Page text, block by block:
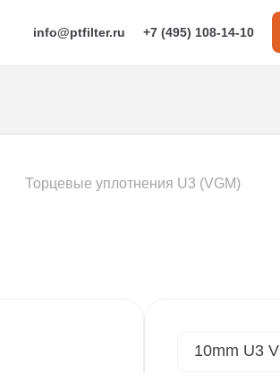
info@ptfilter.ru +7 (495) 108-14-10
Торцевые уплотнения U3 (VGM)